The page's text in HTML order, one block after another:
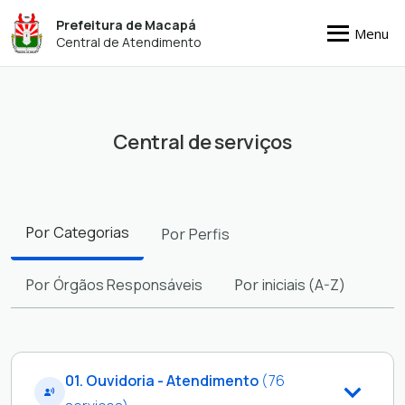
Prefeitura de Macapá
Central de Atendimento
Menu
Central de serviços
PorCategorias PorPerfis
PorÓrgãos Responsáveis Poriniciais (A-Z)
01. Ouvidoria - Atendimento (76